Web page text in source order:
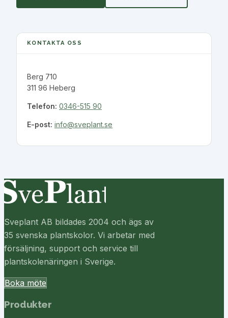
KONTAKTA OSS
Berg 710
311 96 Heberg
Telefon: 0346-515 90
E-post: info@sveplant.se
Sveplant AB bildades 2004 och ägs av
35 svenska plantskolor. Vi arbetar med
försäljning, support och service till
plantskolenäringen i Sverige.
Boka möte
Produkter